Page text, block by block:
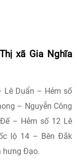
xã Gia Nghĩa
Lê Duẩn – Hẻm số
– Nguyễn Công
– Hẻm số 12 Lê
lộ 14 – Bên Đắk
hưng Đạo.